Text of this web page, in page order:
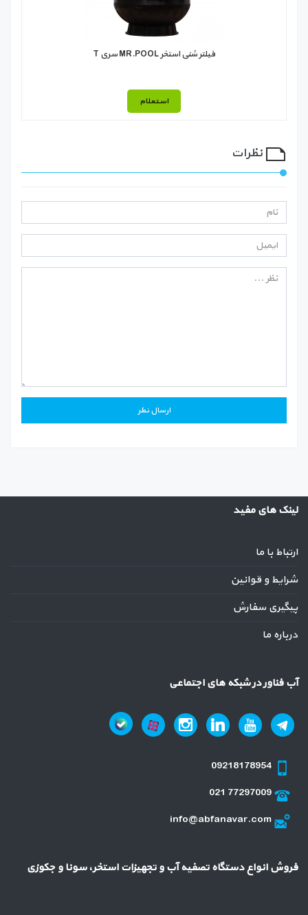
فیلتر شنی استخر MR.POOL سری T
استعلام
نظرات
لینک های مفید
ارتباط با ما
شرایط و قوانین
پیگیری سفارش
درباره ما
آب فناور در شبکه های اجتماعی
09218178954
021 77297009
info@abfanavar.com
فروش انواع دستگاه تصفیه آب و تجهیزات استخر، سونا و جکوزی